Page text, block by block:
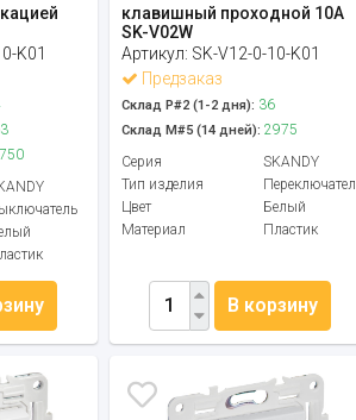
K01
клавишный проходной 10А
SK-V02W
Артикул: SK-V12-0-10-K01
Предзаказ
Склад Р#2 (1-2 дня): 36
Склад М#5 (14 дней): 2975
Серия
SKANDY
Тип изделия
Цвет
Белый
Материал
Пластик
В корзину